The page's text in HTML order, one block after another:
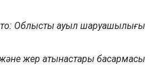
Облыстық ауыл шаруашылығы
жер қатынастары басқармасы